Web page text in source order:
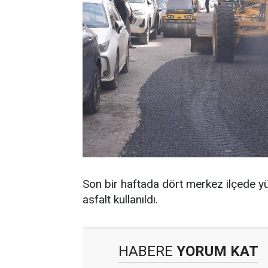
Son bir haftada dört merkez ilçede
asfalt kullanıldı.
HABERE YORUM KAT